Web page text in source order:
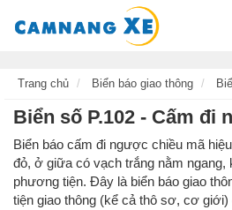
Trang chủ Biển báo giao thông
Biển số P.102 - Cấm đi
Biển báo cấm đi ngược chiều mã
đỏ, ở giữa có vạch trắng nằm ngang,
phương tiện. Đây là biển báo giao
tiện giao thông (kể cả thô sơ, cơ